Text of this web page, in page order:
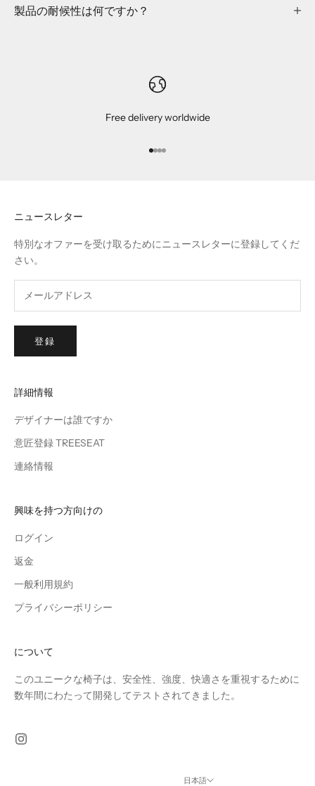
製品の耐候性は何ですか？
ス
Free delivery worldwide
I18n Error: Missing interpolation
I18n Error: Missing interpolation
I18n Error: Missing interpolation
I18n Error: Missing interpolation
ニュースレター
特別なオファーを受け取るためにニュースレターに登録してくだ
さい。
登録
詳細情報
デザイナーは誰ですか
意匠登録 TREESEAT
連絡情報
興味を持つ方向けの
ログイン
返金
一般利用規約
プライバシーポリシー
について
このユニークな椅子は、安全性、強度、快適さを重視するために
数年間にわたって開発してテストされてきました。
日本語